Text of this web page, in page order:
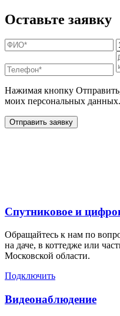
Оставьте заявку
Нажимая кнопку
моих персональных данных.
Отправить заявку
Спутниковое и
Обращайтесь к нам по
на даче, в коттедже или
Московской области.
Подключить
Видеонаблюдение